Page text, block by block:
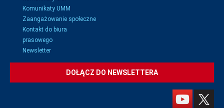
Komunikaty UMM
Zaangażowanie społeczne
Kontakt do biura
prasowego
Newsletter
DOŁĄCZ DO NEWSLETTERA